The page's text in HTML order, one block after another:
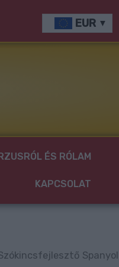
EUR
ÉS RÓLAM
KAPCSOLAT